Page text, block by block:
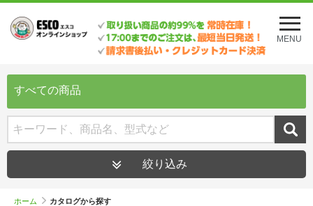
メ
ニ
ュ
を
MENU
すべての商品
絞り込み
ホーム カタログから探す